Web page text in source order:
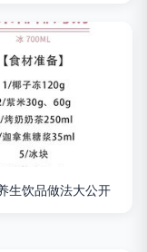
生饮品做法大公开